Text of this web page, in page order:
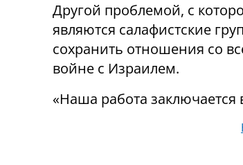
Другой проблемой, с
являются салафистские
сохранить отношения со
войне с Израилем.
«Наша работа заключается